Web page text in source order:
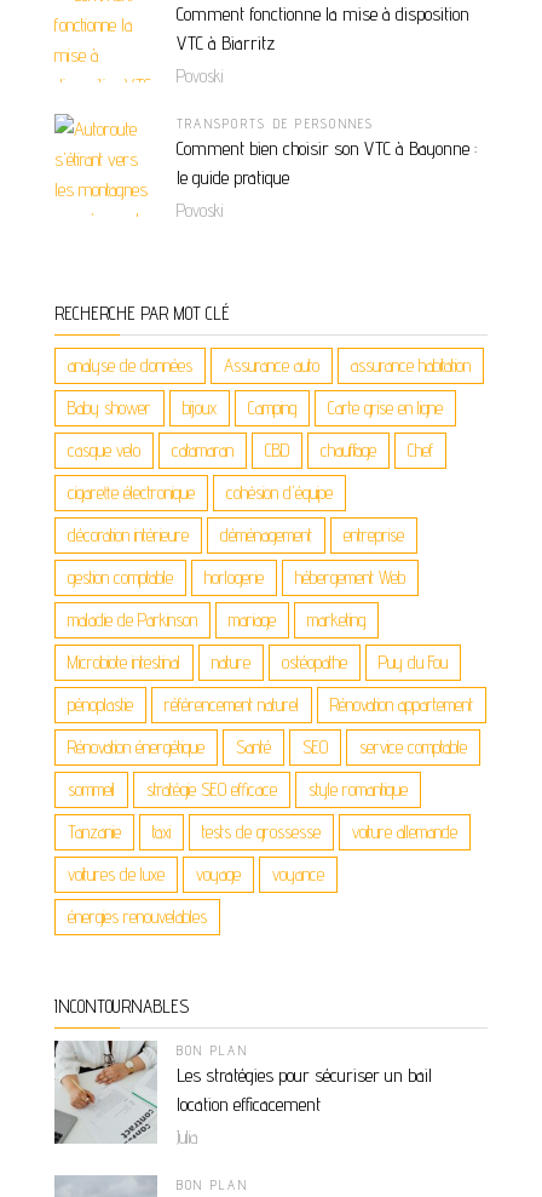
Comment fonctionne la mise à disposition
VTC à Biarritz
Povoski
TRANSPORTS DE PERSONNES
Comment bien choisir son VTC à Bayonne :
le guide pratique
Povoski
RECHERCHE PAR MOT CLÉ
analyse de données Assurance auto assurance habitation
Baby shower bijoux Camping Carte grise en ligne
casque velo catamaran CBD chauffage Chef
cigarette électronique cohésion d'équipe
décoration intérieure déménagement entreprise
gestion comptable horlogerie hébergement Web
maladie de Parkinson mariage marketing
Microbiote intestinal nature ostéopathe Puy du Fou
pénoplastie référencement naturel Rénovation appartement
Rénovation énergétique Santé SEO service comptable
sommeil stratégie SEO efficace style romantique
Tanzanie taxi tests de grossesse voiture allemande
voitures de luxe voyage voyance
énergies renouvelables
INCONTOURNABLES
BON PLAN
Les stratégies pour sécuriser un bail
location efficacement
Julia
BON PLAN